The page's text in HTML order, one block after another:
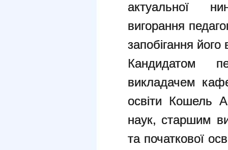
актуальної
вигорання
запобігання
Кандидатом
викладачем
освіти Кошель
наук, старшим
та початкової